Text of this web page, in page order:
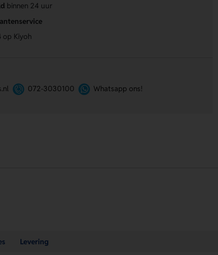
binnen 24 uur
op Kiyoh
072-3030100 Whatsapp ons!
Levering